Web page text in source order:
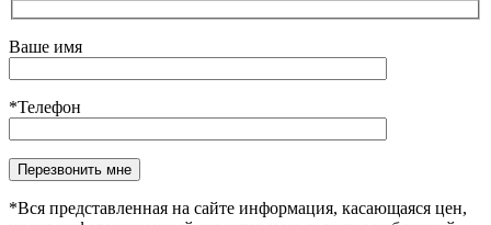
Ваше имя
*Телефон
Оставьте это поле пустым.
*Вся представленная на сайте информация, касающаяся цен,